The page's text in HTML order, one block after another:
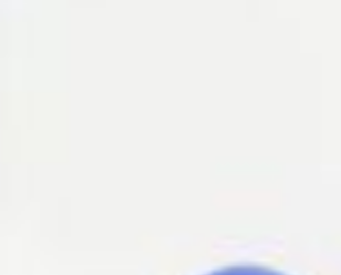
и полным возможностей.